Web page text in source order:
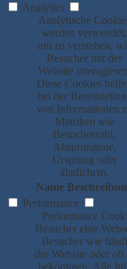
Analytics
Analytische
werden verwendet,
um zu verstehen,
Besucher mit der
Website
Diese Cookies
bei der
von Informationen
Metriken wie
Besucherzahl,
Absprungrate,
Ursprung oder
ähnlichem.
Name
Performance
Performance
Besucher eine
Besucher wie
der Website oder
bekommen. Alle